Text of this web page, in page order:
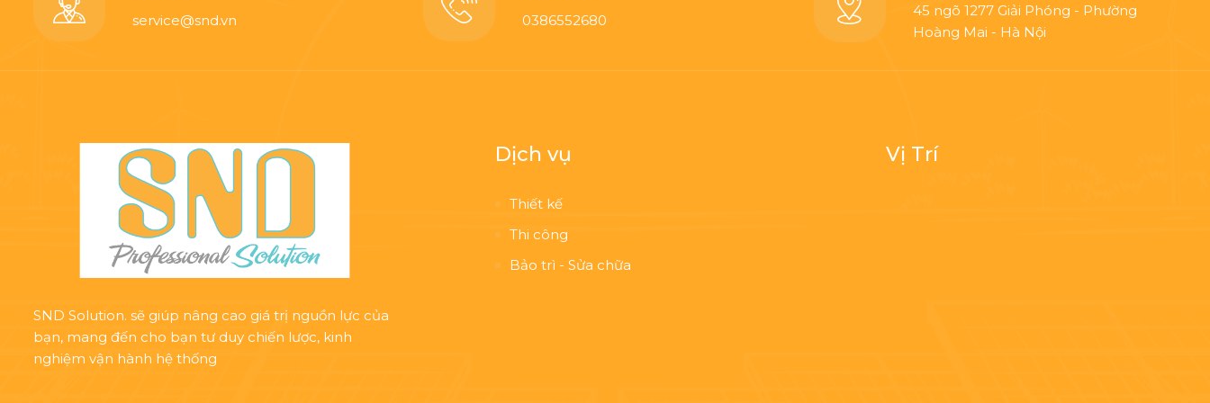
service@snd.vn 0386552680
45 ngõ 1277 Giải Phóng - Phường
Hoàng Mai - Hà Nội
SND Solution. sẽ giúp nâng cao giá trị nguồn lực của
bạn, mang đến cho bạn tư duy chiến lược, kinh
nghiệm vận hành hệ thống
Dịch vụ
Thiết kế
Thi công
Bảo trì - Sửa chữa
Vị Trí